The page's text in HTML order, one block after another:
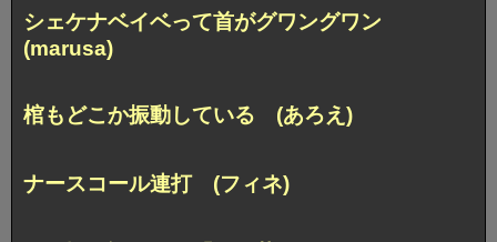
シェケナベイベって首がグワングワン
(marusa)
棺もどこか振動している (あろえ)
ナースコール連打 (フィネ)